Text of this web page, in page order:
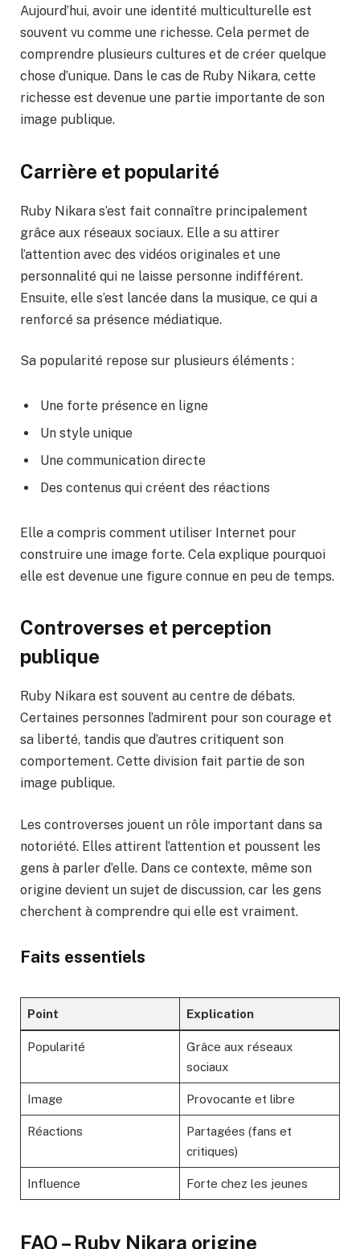
Aujourd’hui, avoir une identité multiculturelle est
souvent vu comme une richesse. Cela permet de
comprendre plusieurs cultures et de créer quelque
chose d’unique. Dans le cas de Ruby Nikara, cette
richesse est devenue une partie importante de son
image publique.
Carrière et popularité
Ruby Nikara s’est fait connaître principalement
grâce aux réseaux sociaux. Elle a su attirer
l’attention avec des vidéos originales et une
personnalité qui ne laisse personne indifférent.
Ensuite, elle s’est lancée dans la musique, ce qui a
renforcé sa présence médiatique.
Sa popularité repose sur plusieurs éléments :
Une forte présence en ligne
Un style unique
Une communication directe
Des contenus qui créent des réactions
Elle a compris comment utiliser Internet pour
construire une image forte. Cela explique pourquoi
elle est devenue une figure connue en peu de temps.
Controverses et perception
publique
Ruby Nikara est souvent au centre de débats.
Certaines personnes l’admirent pour son courage et
sa liberté, tandis que d’autres critiquent son
comportement. Cette division fait partie de son
image publique.
Les controverses jouent un rôle important dans sa
notoriété. Elles attirent l’attention et poussent les
gens à parler d’elle. Dans ce contexte, même son
origine devient un sujet de discussion, car les gens
cherchent à comprendre qui elle est vraiment.
Faits essentiels
Point Explication
Popularité
Grâce aux réseaux
sociaux
Image Provocante et libre
Réactions
Partagées (fans et
critiques)
Influence Forte chez les jeunes
FAQ – Ruby Nikara origine